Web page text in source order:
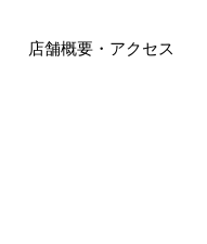
店舗概要・アクセス